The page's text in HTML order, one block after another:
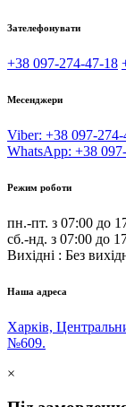
Зателефонувати
+38 097-274-47-18
Месенджери
Viber: +38 097-274-
WhatsApp: +38
Режим роботи
пн.-пт. з 07:00 до
сб.-нд. з 07:00 до
Вихідні : Без
Наша адреса
Харків,
№609.
×